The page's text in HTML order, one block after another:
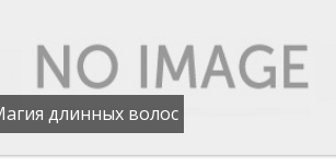
длинных волос